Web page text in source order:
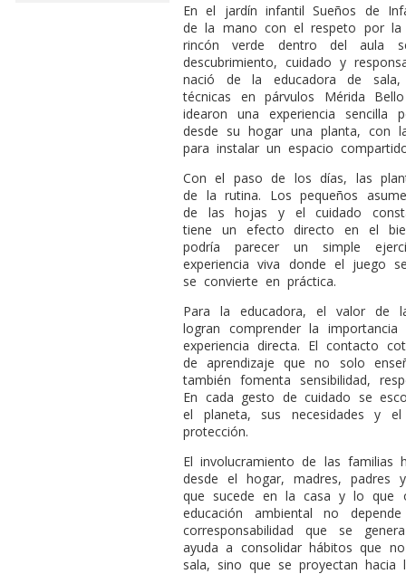
En el jardín infantil Sueños de
de la mano con el respeto por la
rincón verde dentro del aula
descubrimiento, cuidado y
nació de la educadora de
técnicas en párvulos Mérida
idearon una experiencia sencilla
desde su hogar una planta, con
para instalar un espacio
Con el paso de los días, las
de la rutina. Los pequeños
de las hojas y el cuidado
tiene un efecto directo en el
podría parecer un simple
experiencia viva donde el juego
se convierte en práctica.
Para la educadora, el valor de
logran comprender la
experiencia directa. El contacto
de aprendizaje que no solo
también fomenta sensibilidad,
En cada gesto de cuidado se
el planeta, sus necesidades y
protección.
El involucramiento de las
desde el hogar, madres, padres
que sucede en la casa y lo que
educación ambiental no
corresponsabilidad que se
ayuda a consolidar hábitos que
sala, sino que se proyectan hacia